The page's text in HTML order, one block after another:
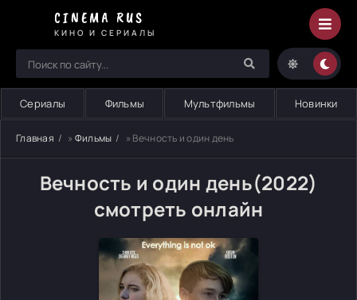
CINEMA RUS
КИНО И СЕРИАЛЫ
Сериалы Фильмы Мультфильмы Новинки
Главная » Фильмы » Вечность и один день
Вечность и один день(2022)
смотреть онлайн